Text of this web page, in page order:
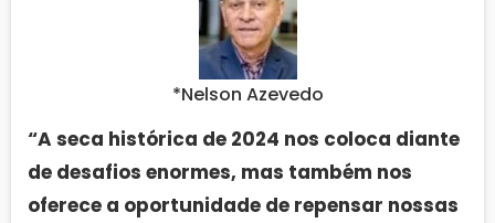
*Nelson Azevedo
“A seca histórica de 2024 nos coloca diante
de desafios enormes, mas também nos
oferece a oportunidade de repensar nossas